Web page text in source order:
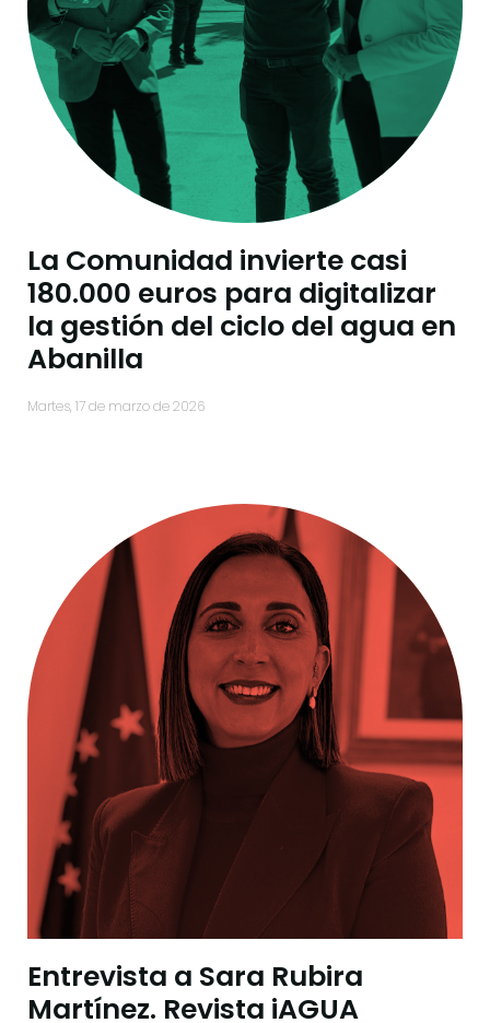
La Comunidad invierte casi
180.000 euros para digitalizar
la gestión del ciclo del agua en
Abanilla
martes, 17 de marzo de 2026
Entrevista a Sara Rubira
Martínez. Revista iAGUA